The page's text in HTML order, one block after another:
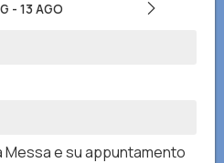
- 13 AGO
Messa e su appuntamento